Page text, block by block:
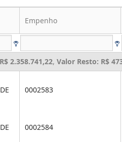
Empenho
2.358.741,22, Valor Resto: R$
0002583
0002584